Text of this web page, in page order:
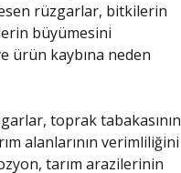
rüzgarlar, bitkilerin
büyümesini
ürün kaybına neden
toprak tabakasının
alanlarının verimliliğini
tarım arazilerinin